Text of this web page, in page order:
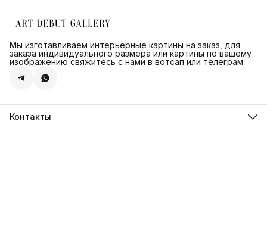
Мы изготавливаем интерьерные картины на заказ, для
заказа индивидуального размера или картины по вашему
изображению свяжитесь с нами в вотсап или телеграм
Контакты